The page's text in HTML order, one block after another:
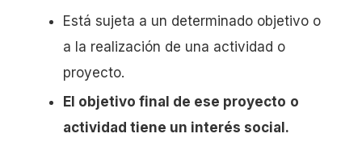
Está sujeta a un determinado objetivo o
a la realización de una actividad o
proyecto.
El objetivo final de ese proyecto o
actividad tiene un interés social.